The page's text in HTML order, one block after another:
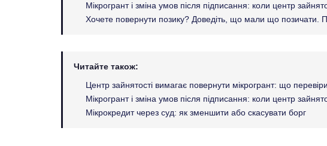
Мікрогрант і зміна умов після підписання: коли центр
Хочете повернути позику? Доведіть, що мали що позичати.
Читайте також:
Центр зайнятості вимагає повернути мікрогрант: що
Мікрогрант і зміна умов після підписання: коли центр
Мікрокредит через суд: як зменшити або скасувати борг